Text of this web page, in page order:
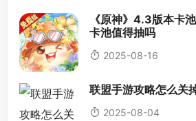
《原神》4.3版本卡
卡池值得抽吗
2025-08-16
联盟手游攻略怎么关
2025-08-04